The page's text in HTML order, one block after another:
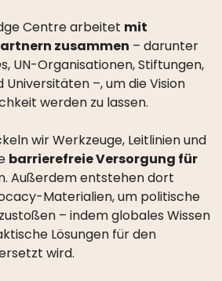
Centre arbeitet mit
zusammen – darunter
UN-Organisationen, Stiftungen,
–, um die Vision
werden zu lassen.
wir Werkzeuge, Leitlinien und
barrierefreie Versorgung für
Außerdem entstehen dort
Materialien, um politische
– indem globales Wissen
Lösungen für den
wird.